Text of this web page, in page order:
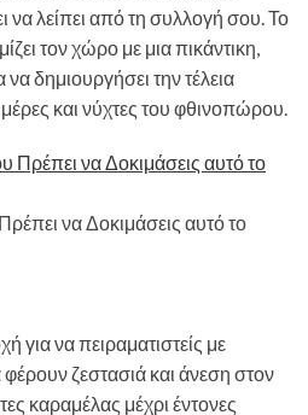
να λείπει από τη συλλογή σου. Το
τον χώρο με μια πικάντικη,
να δημιουργήσει την τέλεια
και νύχτες του φθινοπώρου.
να Δοκιμάσεις αυτό το
για να πειραματιστείς με
ζεστασιά και άνεση στον
καραμέλας μέχρι έντονες